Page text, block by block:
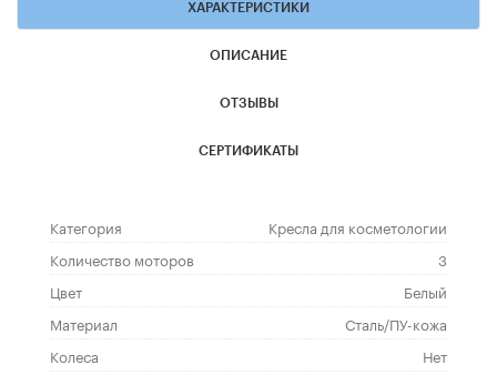
ХАРАКТЕРИСТИКИ
ОПИСАНИЕ
ОТЗЫВЫ
СЕРТИФИКАТЫ
Категория
Кресла для косметологии
Количество моторов
3
Цвет
Белый
Материал
Сталь/ПУ-кожа
Колеса
Нет